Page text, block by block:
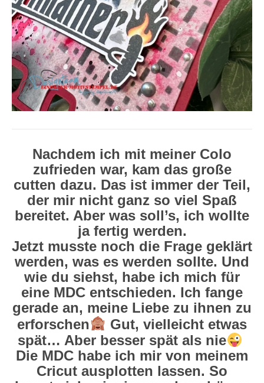
Nachdem ich mit meiner Colo
zufrieden war, kam das große
cutten dazu. Das ist immer der Teil,
der mir nicht ganz so viel Spaß
bereitet. Aber was soll’s, ich wollte
ja fertig werden.
Jetzt musste noch die Frage geklärt
werden, was es werden sollte. Und
wie du siehst, habe ich mich für
eine MDC entschieden. Ich fange
gerade an, meine Liebe zu ihnen zu
erforschen
​ Gut, vielleicht etwas
spät… Aber besser spät als nie
Die MDC habe ich mir von meinem
Cricut ausplotten lassen. So